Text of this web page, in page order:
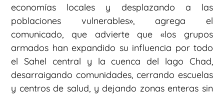
economías locales y desplazando a las
poblaciones vulnerables», agrega el
comunicado, que advierte que «los grupos
armados han expandido su influencia por todo
el Sahel central y la cuenca del lago Chad,
desarraigando comunidades, cerrando escuelas
y centros de salud, y dejando zonas enteras sin